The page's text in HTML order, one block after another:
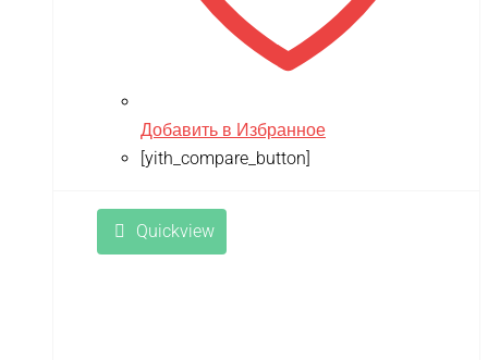
Добавить в Избранное
[yith_compare_button]
Quickview